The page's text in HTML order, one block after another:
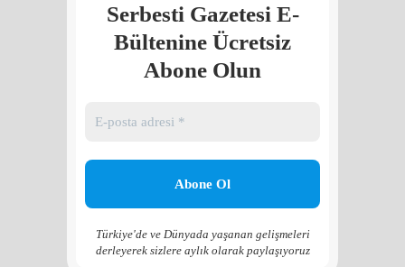
Serbesti Gazetesi E-
Bültenine Ücretsiz
Abone Olun
Türkiye'de ve Dünyada yaşanan gelişmeleri
derleyerek sizlere aylık olarak paylaşıyoruz
Colani’nin arkasındaki güç
Faruk eş-Şara mı?
Hark Denklemi
Çözüm Süreci’nin yeniden
Kadına şiddet “Devlet” eliyle